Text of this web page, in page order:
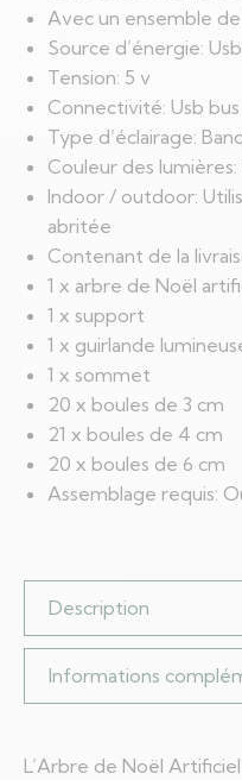
Avec un ensemble
Source d’énergie: Usb
Tension: 5 v
Connectivité: Usb
Type d’éclairage:
Couleur des lumières:
Indoor / outdoor:
abritée
Contenant de la
1 x arbre de Noël
1 x support
1 x guirlande
1 x sommet
20 x boules de 3 cm
21 x boules de 4 cm
20 x boules de 6 cm
Assemblage requis:
Description
Informations
L’Arbre de Noël